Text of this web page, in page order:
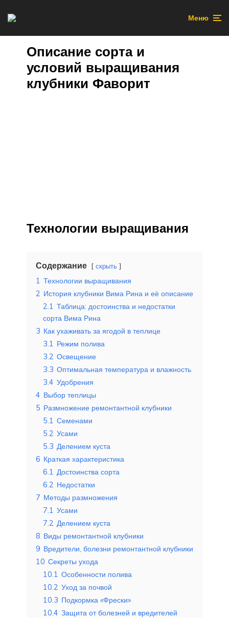
Меню
Описание сорта и
условий выращивания
клубники Фаворит
Технологии выращивания
Содержание скрыть
1 Технологии выращивания
2 История клубники Вима Рина и её описание
2.1 Таблица: достоинства и недостатки
сорта Вима Рина
3 Как ухаживать за ягодой в теплице
3.1 Режим полива
3.2 Освещение
3.3 Оптимальная температура и влажность
3.4 Удобрения
4 Выбор теплицы
5 Размножение ремонтантной клубники
5.1 Семенами
5.2 Усами
5.3 Делением куста
6 Краткая характеристика
6.1 Достоинства сорта
6.2 Недостатки
7 Методы размножения
7.1 Усами
7.2 Делением куста
8 Виды ремонтантной клубники
9 Вредители, болезни ремонтантной клубники
10 Секреты ухода
10.1 Особенности полива
10.2 Уход за почвой
10.3 Подкормка «Фрески»
10.4 Защита от болезней и вредителей